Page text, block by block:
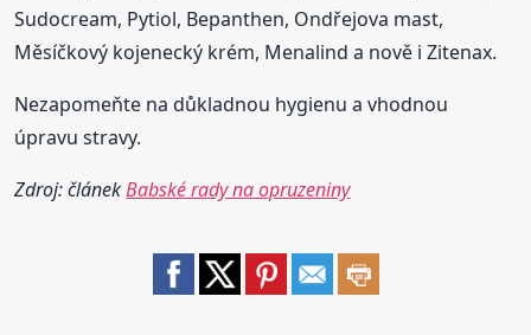
Sudocream, Pytiol, Bepanthen, Ondřejova mast,
Měsíčkový kojenecký krém, Menalind a nově i Zitenax.
Nezapomeňte na důkladnou hygienu a vhodnou
úpravu stravy.
Zdroj: článekBabské rady na opruzeniny